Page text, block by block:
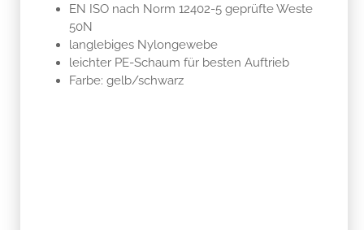
EN ISO nach Norm 12402-5 geprüfte Weste
50N
langlebiges Nylongewebe
leichter PE-Schaum für besten Auftrieb
Farbe: gelb/schwarz